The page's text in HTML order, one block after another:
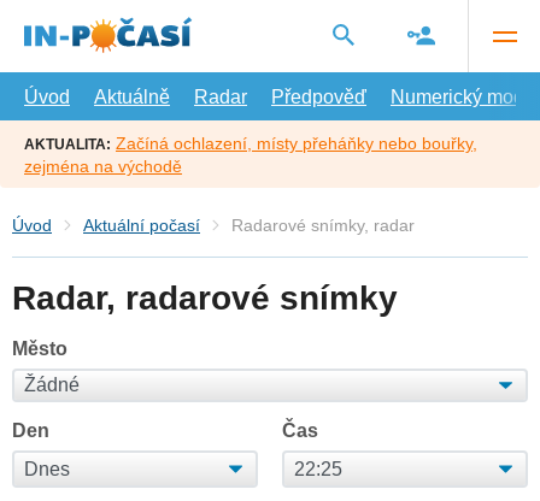
hlavní
Úvod
Aktuálně Radar Předpověď Numerický model
AKTUALITA: Začíná ochlazení, místy přeháňky nebo bouřky,
zejména na východě
Úvod Aktuální počasí Radarové snímky, radar
Radar, radarové snímky
Město
Den Čas